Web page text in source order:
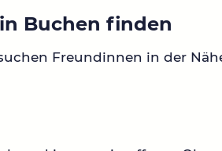
Buchen finden
Freundinnen in der